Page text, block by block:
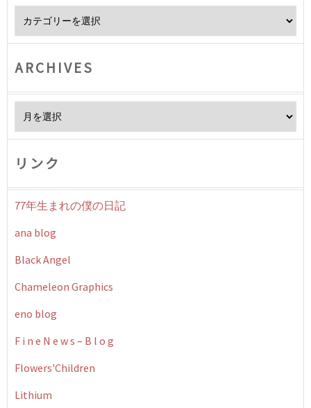
ARCHIVES
リンク
77年生まれの僕の日記
ana blog
Black Angel
Chameleon Graphics
eno blog
F i n e N e w s – B l o g
Flowers'Children
Lithium